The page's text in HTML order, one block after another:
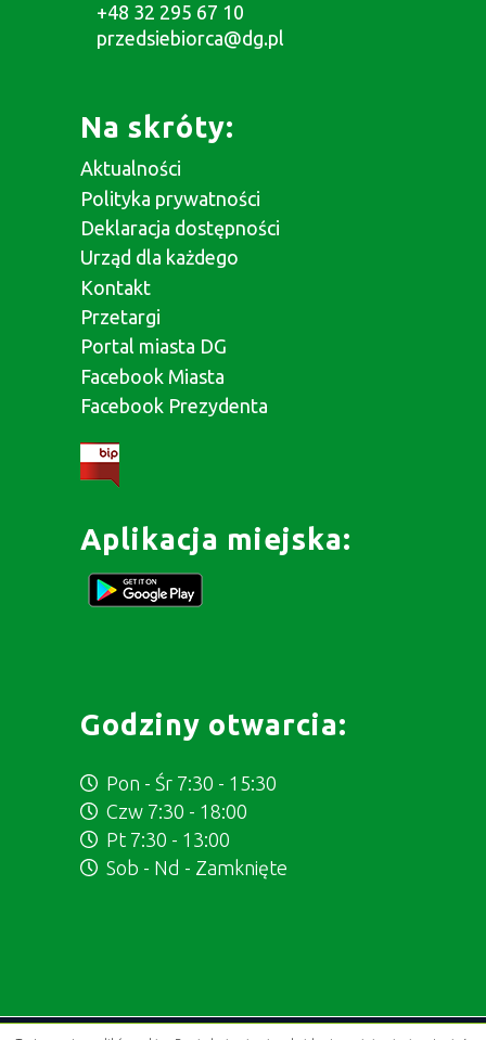
+48 32 295 67 10
przedsiebiorca@dg.pl
Na skróty:
Aktualności
Polityka prywatności
Deklaracja dostępności
Urząd dla każdego
Kontakt
Przetargi
Portal miasta DG
Facebook Miasta
Facebook Prezydenta
Aplikacja miejska:
Godziny otwarcia:
Pon - Śr 7:30 - 15:30
Czw 7:30 - 18:00
Pt 7:30 - 13:00
Sob - Nd - Zamknięte